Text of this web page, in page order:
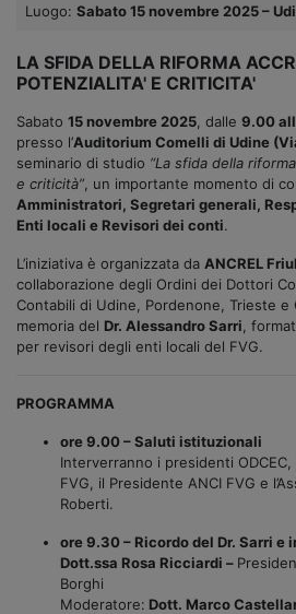
Luogo: Sabato 15 novembre 2025 –
LA SFIDA DELLA RIFORMA
POTENZIALITA' E CRITICITA'
Sabato 15 novembre 2025 , dalle 9.00
presso l’Auditorium Comelli di Udine
seminario di studio “La sfida della
e criticità” , un importante momento di
Amministratori, Segretari generali,
Enti locali e Revisori dei conti.
L’iniziativa è organizzata da ANCREL
collaborazione degli Ordini dei Dottori
Contabili di Udine, Pordenone, Trieste e
memoria del Dr. Alessandro Sarri ,
per revisori degli enti locali del FVG.
PROGRAMMA
ore 9.00 – Saluti istituzionali
Interverranno i presidenti ODCEC,
FVG, il Presidente ANCI FVG e
Roberti.
ore 9.30 – Ricordo del Dr. Sarri e
Dott.ssa Rosa Ricciardi –
Borghi
Moderatore: Dott. Marco